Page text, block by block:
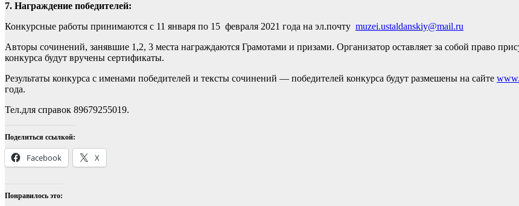
7. Награждение победителей:
Конкурсные работы принимаются с 11 января по 15 февраля 2021 года на эл.почту muzei.ustaldanskiy@mail.ru
Авторы сочинений, занявшие 1,2, 3 места награждаются Грамотами и призами. Организатор оставляет за собой право
конкурса будут вручены сертификаты.
Результаты конкурса с именами победителей и тексты сочинений — победителей конкурса будут размешены на сайте
года.
Тел.для справок 89679255019.
Поделиться ссылкой:
Facebook X
Понравилось это: